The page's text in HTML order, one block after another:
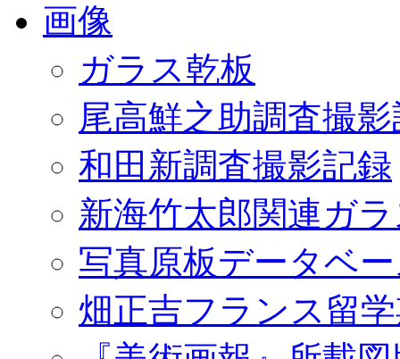
画像
ガラス乾板
尾高鮮之助調査撮
和田新調査撮影記録
新海竹太郎関連ガ
写真原板データベ
畑正吉フランス留